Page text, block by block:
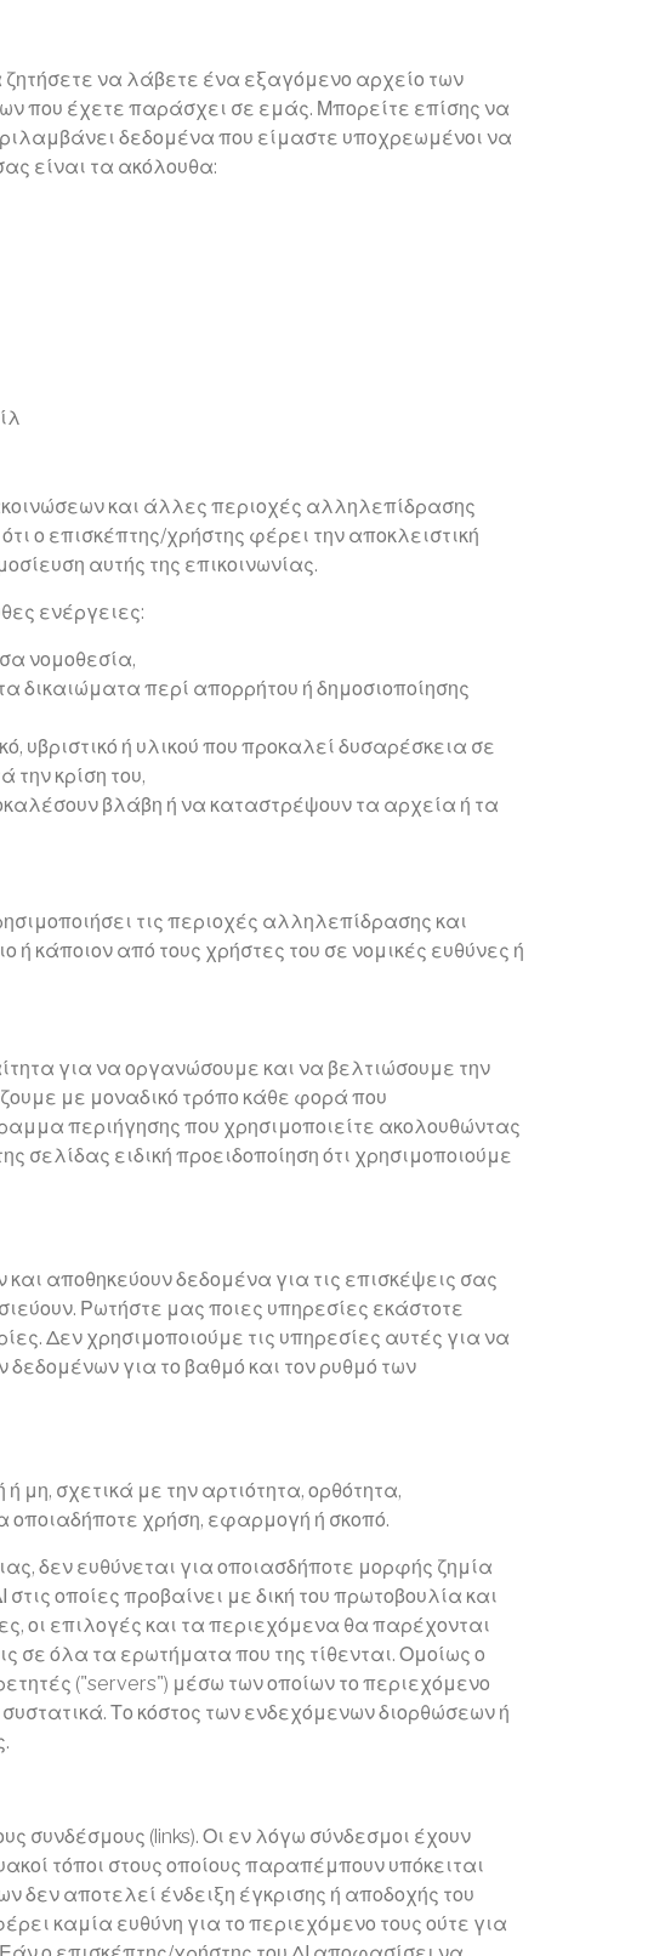
να λάβετε ένα εξαγόμενο αρχείο των
που έχετε παράσχει σε εμάς. Μπορείτε επίσης να
δεδομένα που είμαστε υποχρεωμένοι να
είναι τα ακόλουθα:
και άλλες περιοχές αλληλεπίδρασης
ο επισκέπτης/χρήστης φέρει την αποκλειστική
αυτής της επικοινωνίας.
ενέργειες:
νομοθεσία,
δικαιώματα περί απορρήτου ή δημοσιοποίησης
υβριστικό ή υλικού που προκαλεί δυσαρέσκεια σε
την κρίση του,
βλάβη ή να καταστρέψουν τα αρχεία ή τα
τις περιοχές αλληλεπίδρασης και
ή κάποιον από τους χρήστες του σε νομικές ευθύνες ή
για να οργανώσουμε και να βελτιώσουμε την
με μοναδικό τρόπο κάθε φορά που
περιήγησης που χρησιμοποιείτε ακολουθώντας
σελίδας ειδική προειδοποίηση ότι χρησιμοποιούμε
αποθηκεύουν δεδομένα για τις επισκέψεις σας
Ρωτήστε μας ποιες υπηρεσίες εκάστοτε
Δεν χρησιμοποιούμε τις υπηρεσίες αυτές για να
για το βαθμό και τον ρυθμό των
μη, σχετικά με την αρτιότητα, ορθότητα,
οποιαδήποτε χρήση, εφαρμογή ή σκοπό.
δεν ευθύνεται για οποιασδήποτε μορφής ζημία
οποίες προβαίνει με δική του πρωτοβουλία και
οι επιλογές και τα περιεχόμενα θα παρέχονται
σε όλα τα ερωτήματα που της τίθενται. Ομοίως ο
("servers") μέσω των οποίων το περιεχόμενο
Το κόστος των ενδεχόμενων διορθώσεων ή
συνδέσμους (links). Οι εν λόγω σύνδεσμοι έχουν
τόποι στους οποίους παραπέμπουν υπόκειται
δεν αποτελεί ένδειξη έγκρισης ή αποδοχής του
καμία ευθύνη για το περιεχόμενο τους ούτε για